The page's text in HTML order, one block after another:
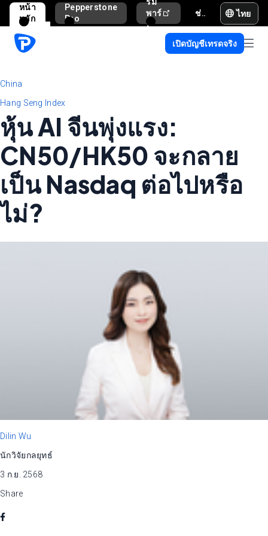
หน้า
หลัก
Pepperstone
Pro
พาร์
ท
ช่วยเหลือและสนับสนุน ไทย
เปิดบัญชีเทรดจริง
China
Hang Seng Index
หุ้น AI จีนพุ่งแรง:
CN50/HK50 จะกลาย
เป็น Nasdaq ต่อไปหรือ
ไม่?
Dilin Wu
นักวิจัยกลยุทธ์
3 ก.ย. 2568
Share